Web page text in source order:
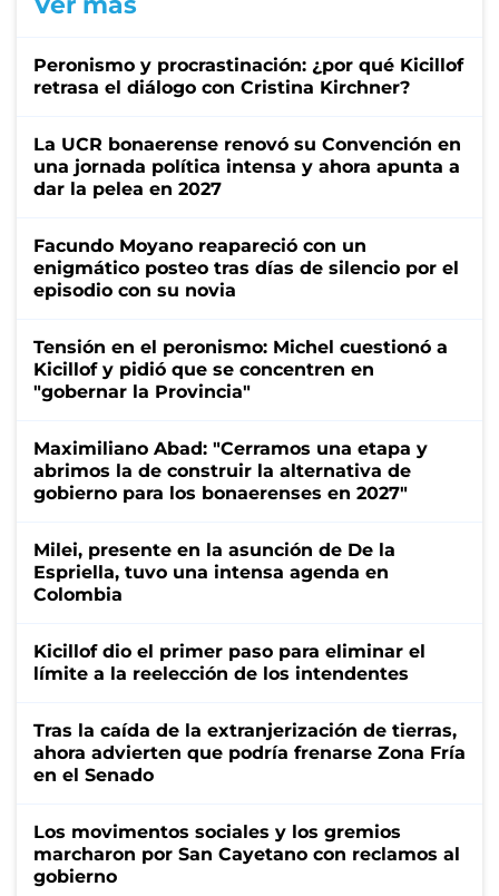
Peronismo y procrastinación: ¿por qué Kicillof
retrasa el diálogo con Cristina Kirchner?
La UCR bonaerense renovó su Convención en
una jornada política intensa y ahora apunta a
dar la pelea en 2027
Facundo Moyano reapareció con un
enigmático posteo tras días de silencio por el
episodio con su novia
Tensión en el peronismo: Michel cuestionó a
Kicillof y pidió que se concentren en
"gobernar la Provincia"
Maximiliano Abad: "Cerramos una etapa y
abrimos la de construir la alternativa de
gobierno para los bonaerenses en 2027"
Milei, presente en la asunción de De la
Espriella, tuvo una intensa agenda en
Colombia
Kicillof dio el primer paso para eliminar el
límite a la reelección de los intendentes
Tras la caída de la extranjerización de tierras,
ahora advierten que podría frenarse Zona Fría
en el Senado
Los movimentos sociales y los gremios
marcharon por San Cayetano con reclamos al
gobierno